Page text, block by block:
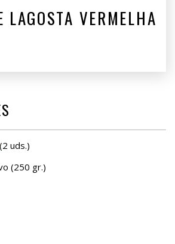
LAGOSTA VERMELHA
(2 uds.)
(250 gr.)